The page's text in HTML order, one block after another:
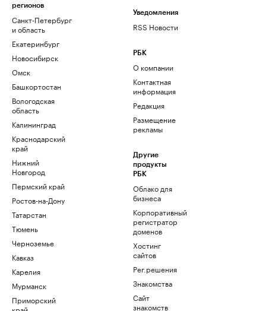
регионов
Санкт-Петербург
и область
Екатеринбург
Новосибирск
Омск
Башкортостан
Вологодская
область
Калининград
Краснодарский
край
Нижний
Новгород
Пермский край
Ростов-на-Дону
Татарстан
Тюмень
Черноземье
Кавказ
Карелия
Мурманск
Приморский
Уведомления
RSS Новости
РБК
О компании
Контактная
информация
Редакция
Размещение
рекламы
Другие
продукты
РБК
Облако для
бизнеса
Корпоративный
регистратор
доменов
Хостинг
сайтов
Рег.решения
Знакомства
Сайт
знакомств